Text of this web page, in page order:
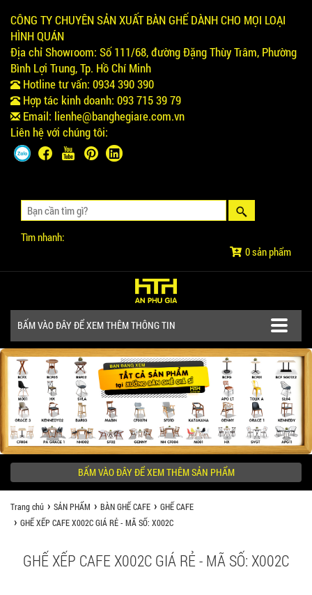
CÔNG TY CHUYÊN SẢN XUẤT BÀN GHẾ DÀNH CHO MỌI LOẠI
HÌNH QUÁN
Địa chỉ Showroom: Số 111/68, đường Đặng Thùy Trâm, Phường
Bình Lợi Trung, Tp. Hồ Chí Minh
Hotline tư vấn: 0934 390 390
Hợp tác kinh doanh: 093 715 39 79
Email: lienhe@banghegiare.com.vn
Liên hệ với chúng tôi:
Tìm nhanh:
0 sản phẩm
BẤM VÀO ĐÂY ĐỂ XEM THÊM THÔNG TIN
SẢN PHẨM
CÔNG TRÌNH
KHÁCH HÀNG NÊN BIẾT
BẤM VÀO ĐÂY ĐỂ XEM THÊM SẢN PHẨM
Trang chủ SẢN PHẨM BÀN GHẾ CAFE
GHẾ CAFE
GHẾ XẾP CAFE X002C GIÁ RẺ - MÃ SỐ: X002C
GHẾ XẾP CAFE X002C GIÁ RẺ - MÃ SỐ: X002C